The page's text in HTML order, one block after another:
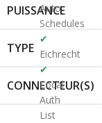
PUISSANCE
TYPE
CONNECTEUR(S)
Auto
Schedules
✔
Eichrecht
✔
Local
Auth
List